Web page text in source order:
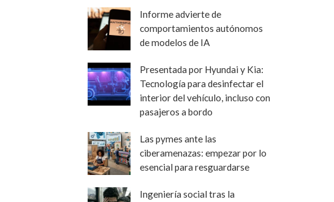
Informe advierte de
comportamientos autónomos
de modelos de IA
Presentada por Hyundai y Kia:
Tecnología para desinfectar el
interior del vehículo, incluso con
pasajeros a bordo
Las pymes ante las
ciberamenazas: empezar por lo
esencial para resguardarse
Ingeniería social tras la